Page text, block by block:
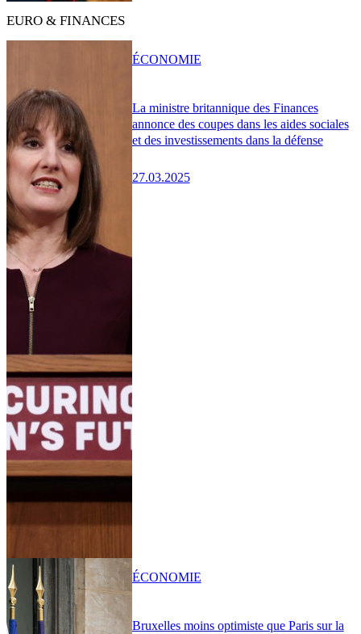
EURO & FINANCES
La ministre britannique des Finances
annonce des coupes dans les aides sociales
et des investissements dans la défense
27.03.2025
ÉCONOMIE
Bruxelles moins optimiste que Paris sur la
ÉCONOMIE